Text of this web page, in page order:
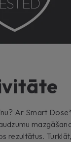
Ar Smart
rezultātus.